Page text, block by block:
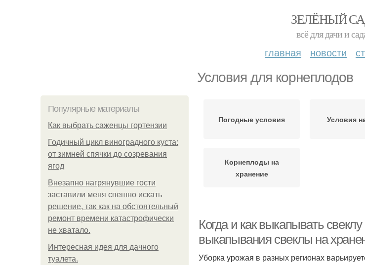
ЗЕЛЁНЫЙ
всё для дачи и
главная новости
Условия для корнеплодов
Популярные материалы
Как выбрать саженцы гортензии
Годичный цикл виноградного куста:
от зимней спячки до созревания
ягод
Внезапно нагрянувшие гости
заставили меня спешно искать
решение, так как на обстоятельный
ремонт времени катастрофически
не хватало.
Интересная идея для дачного
туалета.
Погодные условия Условия
Корнеплоды на
хранение
Когда и как выкапывать
выкапывания свеклы на
Уборка урожая в разных регионах